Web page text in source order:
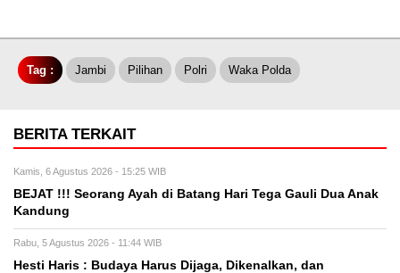
Tag : Jambi Pilihan Polri Waka Polda
BERITA TERKAIT
Kamis, 6 Agustus 2026 - 15:25 WIB
BEJAT !!! Seorang Ayah di Batang Hari Tega Gauli Dua Anak
Kandung
Rabu, 5 Agustus 2026 - 11:44 WIB
Hesti Haris : Budaya Harus Dijaga, Dikenalkan, dan